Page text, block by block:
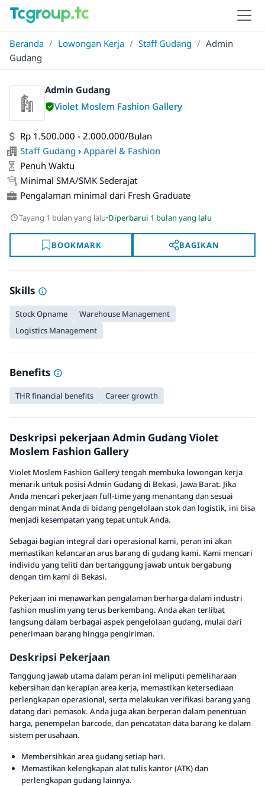
Beranda / Lowongan Kerja / Staff Gudang / Admin
Gudang
Admin Gudang
Violet Moslem Fashion Gallery
Rp 1.500.000 - 2.000.000/Bulan
Staff Gudang › Apparel & Fashion
Penuh Waktu
Minimal SMA/SMK Sederajat
Pengalaman minimal dari Fresh Graduate
Tayang 1 bulan yang lalu·Diperbarui 1 bulan yang lalu
BOOKMARK BAGIKAN
Skills
Stock Opname
Warehouse Management
Logistics Management
Benefits
THR financial benefits Career growth
Deskripsi pekerjaan Admin Gudang Violet
Moslem Fashion Gallery
Violet Moslem Fashion Gallery tengah membuka lowongan kerja
menarik untuk posisi Admin Gudang di Bekasi, Jawa Barat. Jika
Anda mencari pekerjaan full-time yang menantang dan sesuai
dengan minat Anda di bidang pengelolaan stok dan logistik, ini bisa
menjadi kesempatan yang tepat untuk Anda.
Sebagai bagian integral dari operasional kami, peran ini akan
memastikan kelancaran arus barang di gudang kami. Kami mencari
individu yang teliti dan bertanggung jawab untuk bergabung
dengan tim kami di Bekasi.
Pekerjaan ini menawarkan pengalaman berharga dalam industri
fashion muslim yang terus berkembang. Anda akan terlibat
langsung dalam berbagai aspek pengelolaan gudang, mulai dari
penerimaan barang hingga pengiriman.
Deskripsi Pekerjaan
Tanggung jawab utama dalam peran ini meliputi pemeliharaan
kebersihan dan kerapian area kerja, memastikan ketersediaan
perlengkapan operasional, serta melakukan verifikasi barang yang
datang dari pemasok. Anda juga akan berperan dalam penentuan
harga, penempelan barcode, dan pencatatan data barang ke dalam
sistem perusahaan.
Membersihkan area gudang setiap hari.
Memastikan kelengkapan alat tulis kantor (ATK) dan
perlengkapan gudang lainnya.